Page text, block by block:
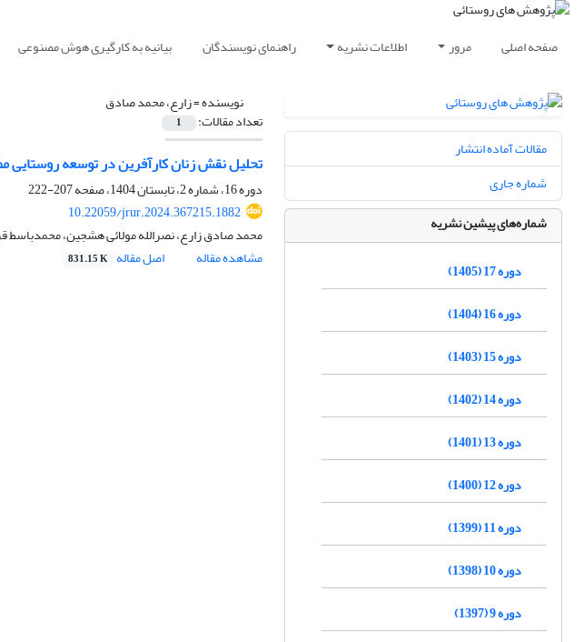
صفحه اصلی مرور اطلاعات نشریه راهنمای نویسندگان بیانیه به کارگیری هوش مصنوعی
نویسنده =زارع، محمد صادق
تعداد مقالات: 1
تحلیل نقش زنان کارآفرین در توسعه
دوره 16، شماره 2، تابستان 1404، صفحه
207-222
10.22059/jrur.2024.367215.1882
محمد صادق زارع، نصرالله مولائی هشجین، محمدباسط
مشاهده مقاله
اصل مقاله 831.15 K
مقالات آماده انتشار
شماره جاری
شماره‌های پیشین نشریه
دوره 17 (1405)
دوره 16 (1404)
دوره 15 (1403)
دوره 14 (1402)
دوره 13 (1401)
دوره 12 (1400)
دوره 11 (1399)
دوره 10 (1398)
دوره 9 (1397)